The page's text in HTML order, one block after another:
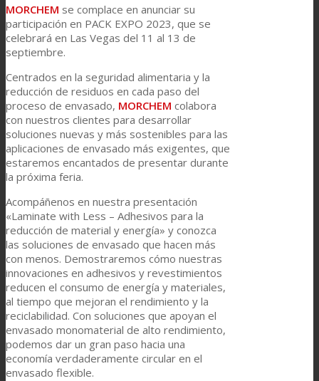
MORCHEM se complace en anunciar su
participación en PACK EXPO 2023, que se
celebrará en Las Vegas del 11 al 13 de
septiembre.
Centrados en la seguridad alimentaria y la
reducción de residuos en cada paso del
proceso de envasado, MORCHEM colabora
con nuestros clientes para desarrollar
soluciones nuevas y más sostenibles para las
aplicaciones de envasado más exigentes, que
estaremos encantados de presentar durante
la próxima feria.
Acompáñenos en nuestra presentación
«Laminate with Less – Adhesivos para la
reducción de material y energía» y conozca
las soluciones de envasado que hacen más
con menos. Demostraremos cómo nuestras
innovaciones en adhesivos y revestimientos
reducen el consumo de energía y materiales,
al tiempo que mejoran el rendimiento y la
reciclabilidad. Con soluciones que apoyan el
envasado monomaterial de alto rendimiento,
podemos dar un gran paso hacia una
economía verdaderamente circular en el
envasado flexible.